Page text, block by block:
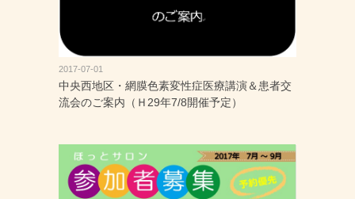
2017-07-01
中央西地区・網膜色素変性症医療講演＆患者交
流会のご案内（Ｈ29年7/8開催予定）